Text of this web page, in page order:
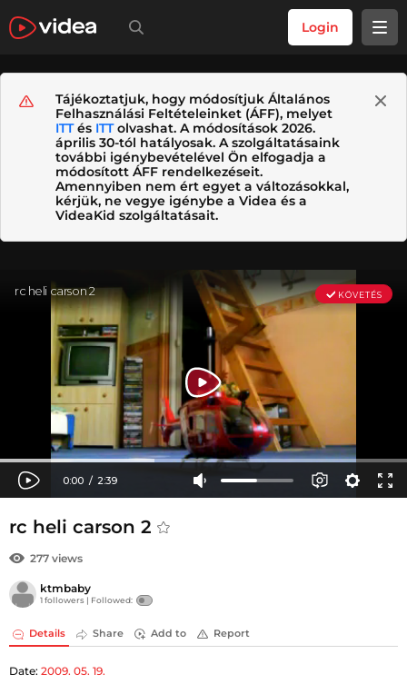
Login
Tájékoztatjuk, hogy módosítjuk Általános
Felhasználási Feltételeinket (ÁFF), melyet
ITTés ITTolvashat. A módosítások 2026.
április 30-tól hatályosak. A szolgáltatásaink
további igénybevételével Ön elfogadja a
módosított ÁFF rendelkezéseit.
Amennyiben nem ért egyet a változásokkal,
kérjük, ne vegye igénybe a Videa és a
VideaKid szolgáltatásait.
rc heli carson 2
277 views
ktmbaby
1 followers | Followed:
Details Share Add to Report
Date: 2009. 05. 19.